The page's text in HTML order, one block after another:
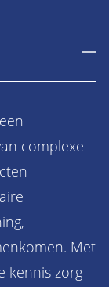
complexe
Met
kennis zorg